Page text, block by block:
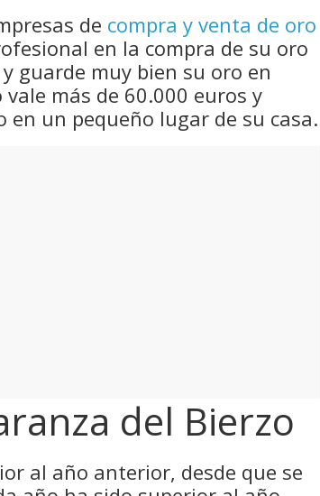
de compra y venta de oro
en la compra de su oro
guarde muy bien su oro en
más de 60.000 euros y
un pequeño lugar de su casa.
del Bierzo
al año anterior, desde que se